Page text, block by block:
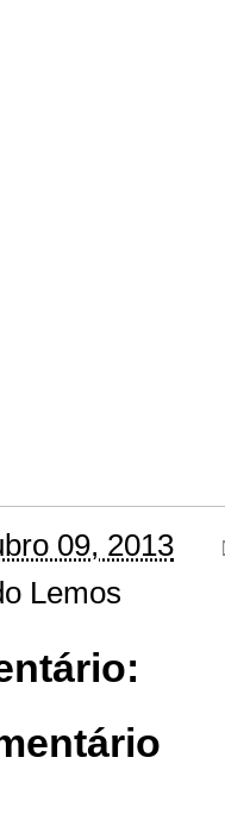
09, 2013
Lemos